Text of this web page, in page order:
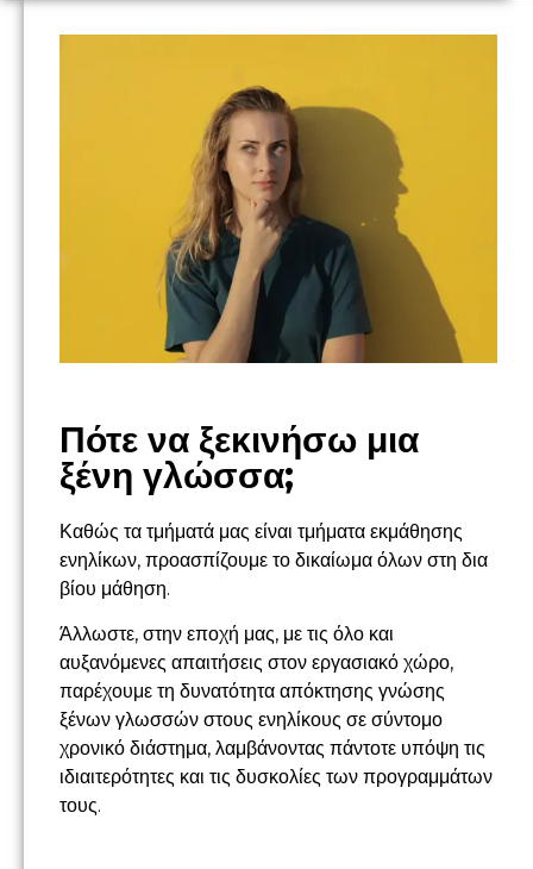
Πότε να ξεκινήσω μια
ξένη γλώσσα;
Καθώς τα τμήματά μας είναι τμήματα εκμάθησης
ενηλίκων, προασπίζουμε το δικαίωμα όλων στη δια
βίου μάθηση.
Άλλωστε, στην εποχή μας, με τις όλο και
αυξανόμενες απαιτήσεις στον εργασιακό χώρο,
παρέχουμε τη δυνατότητα απόκτησης γνώσης
ξένων γλωσσών στους ενηλίκους σε σύντομο
χρονικό διάστημα, λαμβάνοντας πάντοτε υπόψη τις
ιδιαιτερότητες και τις δυσκολίες των προγραμμάτων
τους.